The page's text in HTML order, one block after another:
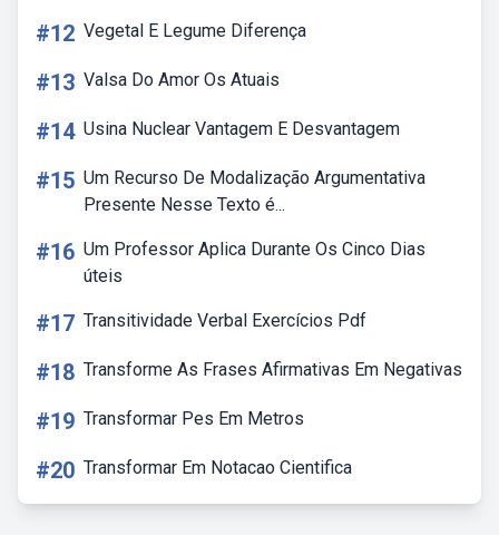
#12 Vegetal E Legume Diferença
#13 Valsa Do Amor Os Atuais
#14 Usina Nuclear Vantagem E Desvantagem
#15 Um Recurso De Modalização Argumentativa
Presente Nesse Texto é...
#16 Um Professor Aplica Durante Os Cinco Dias
úteis
#17 Transitividade Verbal Exercícios Pdf
#18 Transforme As Frases Afirmativas Em Negativas
#19 Transformar Pes Em Metros
#20 Transformar Em Notacao Cientifica